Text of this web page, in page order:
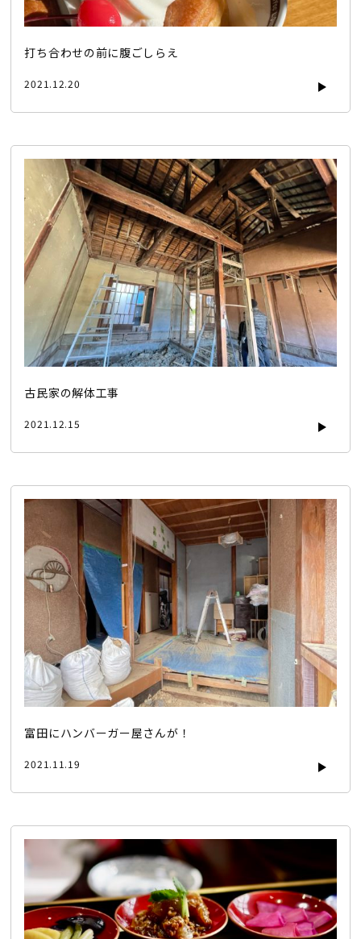
打ち合わせの前に腹ごしらえ
2021.12.20
古民家の解体工事
2021.12.15
富田にハンバーガー屋さんが！
2021.11.19